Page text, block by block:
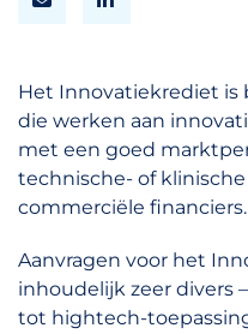
Het Innovatiekrediet is
die werken aan
met een goed
technische- of
commerciële financiers.
Aanvragen voor het
inhoudelijk zeer divers
tot hightech-